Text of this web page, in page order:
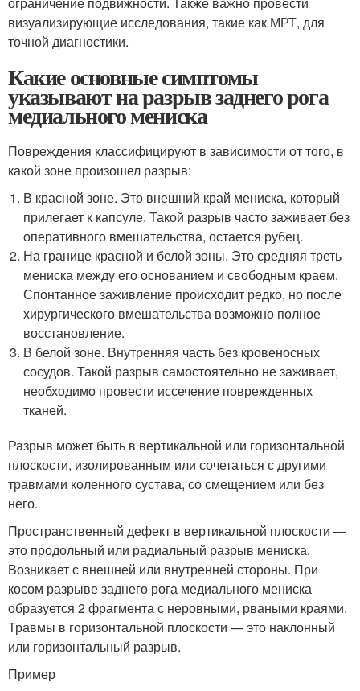
визуализирующие исследования, такие как МРТ, для
точной диагностики.
Какие основные симптомы
указывают на разрыв заднего рога
медиального мениска
Повреждения классифицируют в зависимости от того, в
какой зоне произошел разрыв:
В красной зоне. Это внешний край мениска, который
прилегает к капсуле. Такой разрыв часто заживает без
оперативного вмешательства, остается рубец.
На границе красной и белой зоны. Это средняя треть
мениска между его основанием и свободным краем.
Спонтанное заживление происходит редко, но после
хирургического вмешательства возможно полное
восстановление.
В белой зоне. Внутренняя часть без кровеносных
сосудов. Такой разрыв самостоятельно не заживает,
необходимо провести иссечение поврежденных
тканей.
Разрыв может быть в вертикальной или горизонтальной
плоскости, изолированным или сочетаться с другими
травмами коленного сустава, со смещением или без
него.
Пространственный дефект в вертикальной плоскости —
это продольный или радиальный разрыв мениска.
Возникает с внешней или внутренней стороны. При
косом разрыве заднего рога медиального мениска
образуется 2 фрагмента с неровными, рваными краями.
Травмы в горизонтальной плоскости — это наклонный
или горизонтальный разрыв.
Пример